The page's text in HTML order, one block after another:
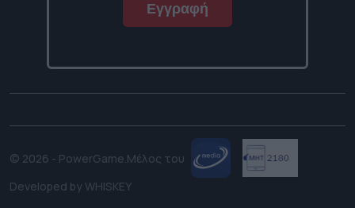
Εγγραφή
© 2026 - PowerGame. Μέλος του
Developed by WHISKEY